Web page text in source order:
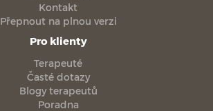
Kontakt
Přepnout na plnou verzi
Pro klienty
Terapeuté
Časté dotazy
Blogy terapeutů
Poradna